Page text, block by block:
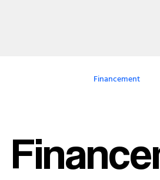
Financement